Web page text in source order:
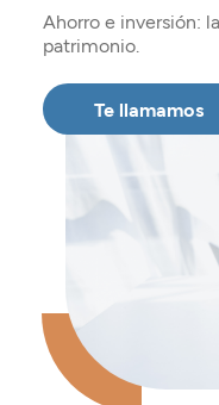
Ahorro e inversión:
patrimonio.
Te llamamos